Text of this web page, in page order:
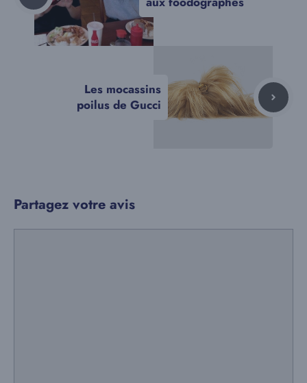
Les mocassins
poilus de Gucci
Partagez votre avis